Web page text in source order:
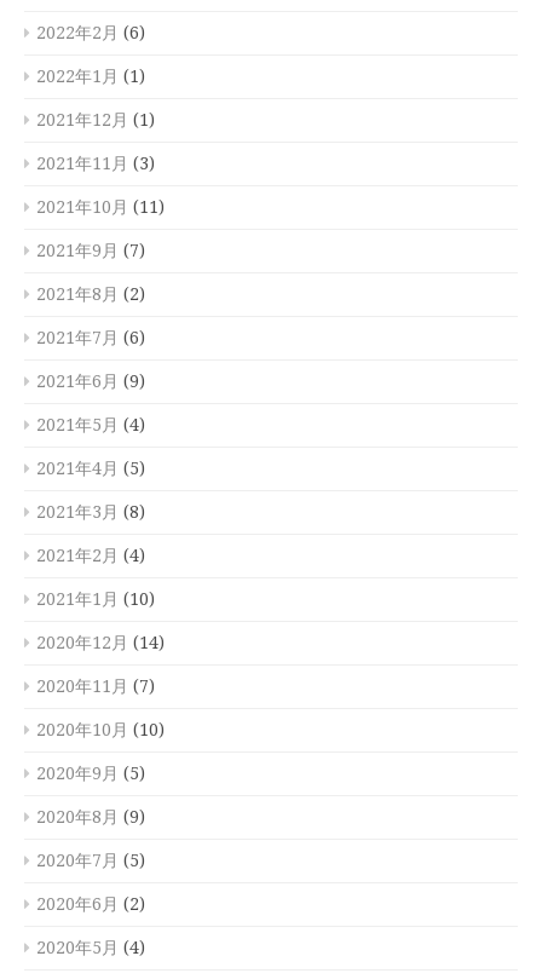
2022年2月 (6)
2022年1月 (1)
2021年12月 (1)
2021年11月 (3)
2021年10月 (11)
2021年9月 (7)
2021年8月 (2)
2021年7月 (6)
2021年6月 (9)
2021年5月 (4)
2021年4月 (5)
2021年3月 (8)
2021年2月 (4)
2021年1月 (10)
2020年12月 (14)
2020年11月 (7)
2020年10月 (10)
2020年9月 (5)
2020年8月 (9)
2020年7月 (5)
2020年6月 (2)
2020年5月 (4)